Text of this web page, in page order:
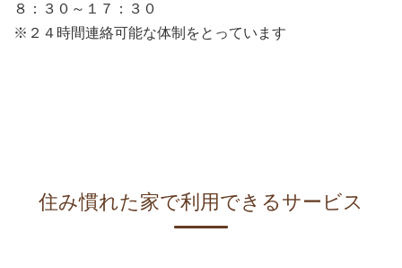
８：３０～１７：３０
※２４時間連絡可能な体制をとっています
住み慣れた家で利用できるサービス